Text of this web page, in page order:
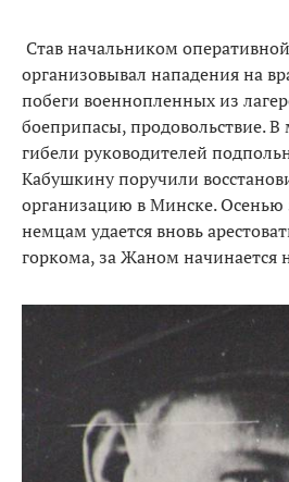
Став начальником
организовывал нападения на
побеги военнопленных из
боеприпасы, продовольствие. В
гибели руководителей
Кабушкину поручили
организацию в Минске. Осенью
немцам удается вновь
горкома, за Жаном начинается